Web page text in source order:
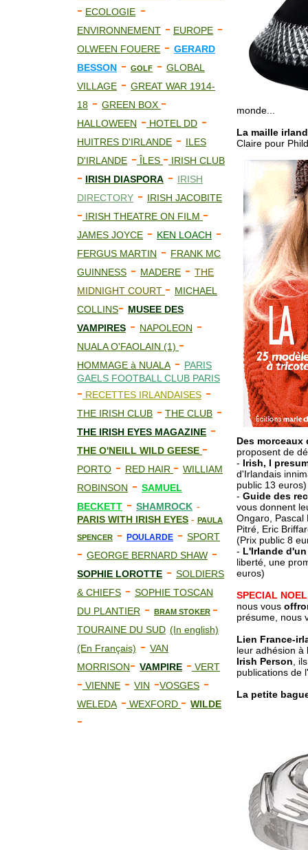
- ECOLOGIE -
ENVIRONNEMENT - EUROPE -
OLWEEN FOUERE - GERARD
BESSON - GOLF - GLOBAL
VILLAGE - GREAT WAR 1914-
18 - GREEN BOX -
HALLOWEEN - HOTEL DD -
HUITRES D'IRLANDE - ILES
D'IRLANDE - ÎLES - IRISH CLUB
- IRISH DIASPORA - IRISH
DIRECTORY - IRISH JACOBITE
- IRISH THEATRE ON FILM -
JAMES JOYCE - KEN LOACH -
FERGUS MARTIN - FRANK MC
GUINNESS - MADERE - THE
MIDNIGHT COURT - MICHAEL
COLLINS- MUSEE DES
VAMPIRES - NAPOLEON -
NUALA O'FAOLAIN (1) -
HOMMAGE à NUALA - PARIS
GAELS FOOTBALL CLUB PARIS
- RECETTES IRLANDAISES -
THE IRISH CLUB - THE CLUB -
THE IRISH EYES MAGAZINE -
THE O'NEILL WILD GEESE -
PORTO - RED HAIR - WILLIAM
ROBINSON - SAMUEL
BECKETT - SHAMROCK -
PARIS WITH IRISH EYES - PAULA
SPENCER - POULARDE - SPORT
- GEORGE BERNARD SHAW -
SOPHIE LOROTTE - SOLDIERS
& CHIEFS - SOPHIE TOSCAN
DU PLANTIER - BRAM STOKER -
TOURAINE DU SUD (In english)
(En Français) - VAN
MORRISON- VAMPIRE - VERT
- VIENNE - VIN -VOSGES -
WELEDA - WEXFORD - WILDE
-
monde...
La maille
Claire pour
Des
proposent de
- Irish, I
d'Irlandais
public 13 euros)
- Guide des
vous donnent
Ongaro, Pascal
Pitré, Eric
(Prix public 8
- L'Irlande
liberté, une
euros)
SPECIAL
nous vous
présume, nous
Lien France-
leur adhésion
Irish Person ,
publications de
La petite